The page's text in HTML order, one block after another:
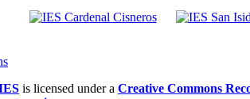
is licensed under a Creative Commons